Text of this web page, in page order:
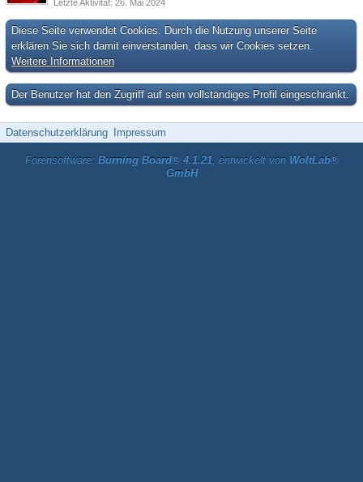
Letzte Aktivität 26. Mai 2024
Diese Seite verwendet Cookies. Durch die Nutzung unserer Seite
erklären Sie sich damit einverstanden, dass wir Cookies setzen.
Weitere Informationen
Der Benutzer hat den Zugriff auf sein vollständiges Profil eingeschränkt.
Datenschutzerklärung Impressum
Forensoftware: Burning Board® 4.1.21, entwickelt von WoltLab®
GmbH